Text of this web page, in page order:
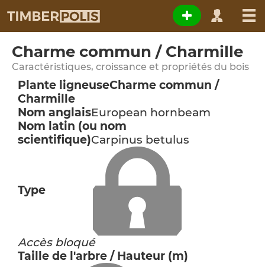
Charme commun / Charmille
Caractéristiques, croissance et propriétés du bois
Plante ligneuseCharme commun /
Charmille
Nom anglaisEuropean hornbeam
Nom latin (ou nom
scientifique)Carpinus betulus
Type
Accès bloqué
Taille de l'arbre / Hauteur (m)